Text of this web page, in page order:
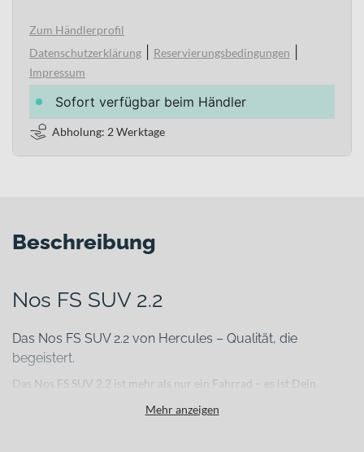
Zum Händlerprofil
Datenschutzerklärung
Reservierungsbedingungen
Impressum
Sofort verfügbar beim Händler
Abholung: 2 Werktage
Beschreibung
Nos FS SUV 2.2
Das Nos FS SUV 2.2 von Hercules – Qualität, die
begeistert.
Das Nos FS SUV 2.2 ist mehr als nur ein Fahrrad – es ist Dein
die Farbe beigemetallic-matt machen dieses Modell einzigartig und
Mehr anzeigen